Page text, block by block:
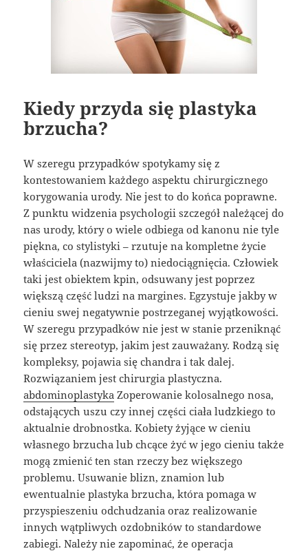
Kiedy przyda się plastyka
brzucha?
W szeregu przypadków spotykamy się z
kontestowaniem każdego aspektu chirurgicznego
korygowania urody. Nie jest to do końca poprawne.
Z punktu widzenia psychologii szczegół należącej do
nas urody, który o wiele odbiega od kanonu nie tyle
piękna, co stylistyki – rzutuje na kompletne życie
właściciela (nazwijmy to) niedociągnięcia. Człowiek
taki jest obiektem kpin, odsuwany jest poprzez
większą część ludzi na margines. Egzystuje jakby w
cieniu swej negatywnie postrzeganej wyjątkowości.
W szeregu przypadków nie jest w stanie przeniknąć
się przez stereotyp, jakim jest zauważany. Rodzą się
kompleksy, pojawia się chandra i tak dalej.
Rozwiązaniem jest chirurgia plastyczna.
abdominoplastyka Zoperowanie kolosalnego nosa,
odstających uszu czy innej części ciała ludzkiego to
aktualnie drobnostka. Kobiety żyjące w cieniu
własnego brzucha lub chcące żyć w jego cieniu także
mogą zmienić ten stan rzeczy bez większego
problemu. Usuwanie blizn, znamion lub
ewentualnie plastyka brzucha, która pomaga w
przyspieszeniu odchudzania oraz realizowanie
innych wątpliwych ozdobników to standardowe
zabiegi. Należy nie zapominać, że operacja